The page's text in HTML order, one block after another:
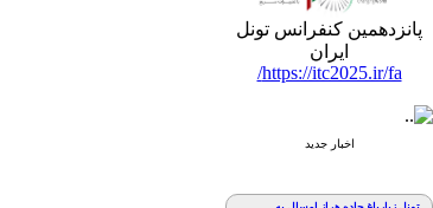
پانزدهمین کنفرانس تونل
ایران
https://itc2025.ir/fa/
اخبار جدید
تونل زیارباغ جاده هراز امسال به